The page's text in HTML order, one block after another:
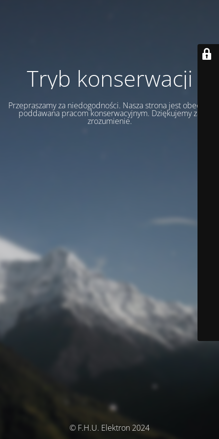
Tryb konserwacji
Przepraszamy za niedogodności. Nasza strona jest obecnie
poddawana pracom konserwacyjnym. Dziękujemy za
zrozumienie.
© F.H.U. Elektron 2024